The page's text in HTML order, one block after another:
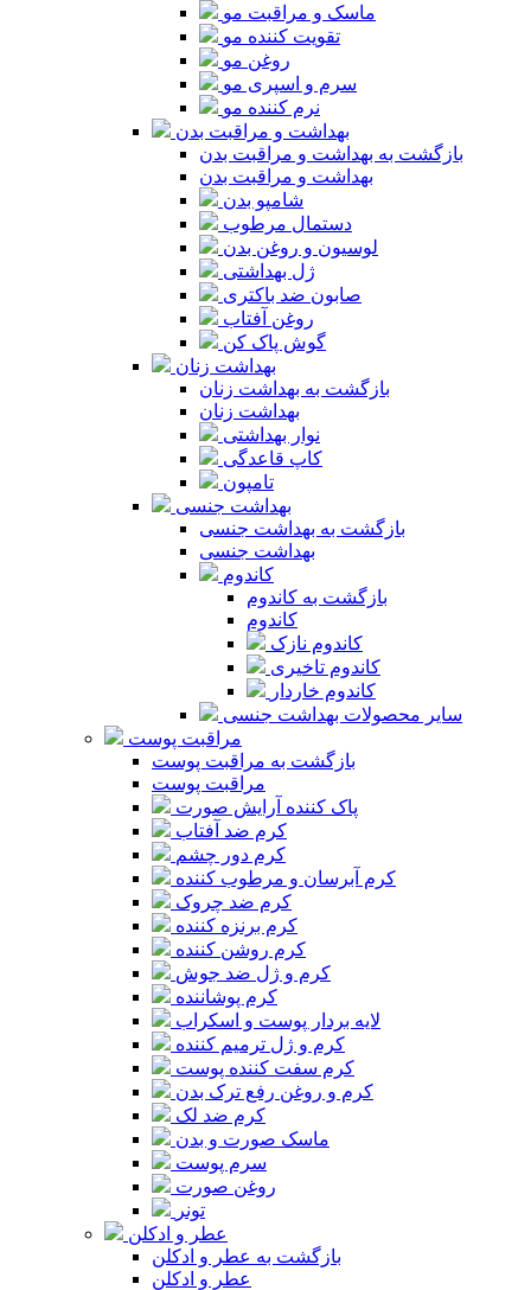
ماسک و مراقبت مو
تقویت کننده مو
روغن مو
سرم و اسپری مو
نرم کننده مو
بهداشت و مراقبت بدن
بازگشت به بهداشت و مراقبت بدن
بهداشت و مراقبت بدن
شامپو بدن
دستمال مرطوب
لوسیون و روغن بدن
ژل بهداشتی
صابون ضد باکتری
روغن آفتاب
گوش پاک کن
بهداشت زنان
بازگشت به بهداشت زنان
بهداشت زنان
نوار بهداشتی
کاپ قاعدگی
تامپون
بهداشت جنسی
بازگشت به بهداشت جنسی
بهداشت جنسی
کاندوم
بازگشت به کاندوم
کاندوم
کاندوم نازک
کاندوم تاخیری
کاندوم خاردار
سایر محصولات بهداشت جنسی
مراقبت پوست
بازگشت به مراقبت پوست
مراقبت پوست
پاک کننده آرایش صورت
کرم ضد آفتاب
کرم دور چشم
کرم آبرسان و مرطوب کننده
کرم ضد چروک
کرم برنزه کننده
کرم روشن کننده
کرم و ژل ضد جوش
کرم پوشاننده
لایه بردار پوست و اسکراب
کرم و ژل ترمیم کننده
کرم سفت کننده پوست
کرم و روغن رفع ترک بدن
کرم ضد لک
ماسک صورت و بدن
سرم پوست
روغن صورت
تونر
عطر و ادکلن
بازگشت به عطر و ادکلن
عطر و ادکلن